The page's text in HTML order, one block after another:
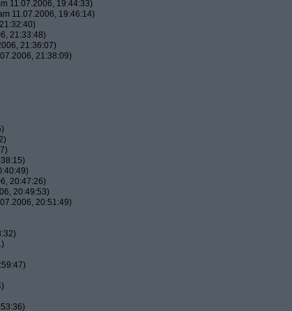
11.07.2006, 19:44:33)
11.07.2006, 19:46:14)
21:33:48)
21:36:07)
21:38:09)
20:47:26)
20:49:53)
20:51:49)